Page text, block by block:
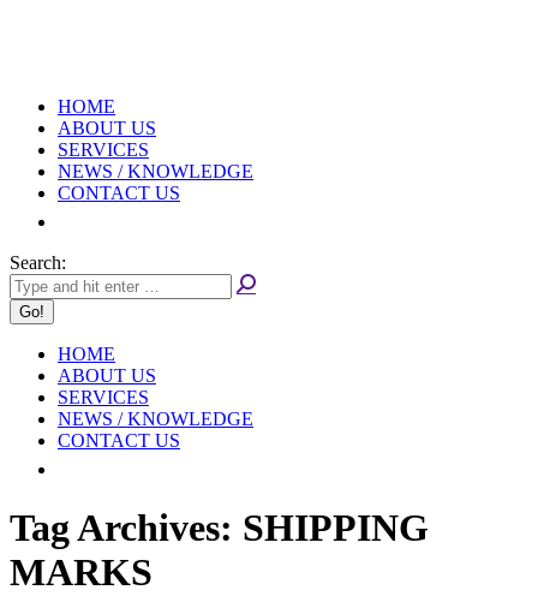
HOME
ABOUT US
SERVICES
NEWS / KNOWLEDGE
CONTACT US
Search:
HOME
ABOUT US
SERVICES
NEWS / KNOWLEDGE
CONTACT US
Tag Archives: SHIPPING
MARKS